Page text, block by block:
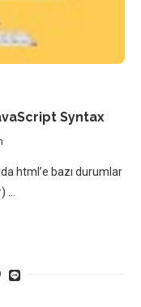
Syntax
html’e bazı durumlar
…